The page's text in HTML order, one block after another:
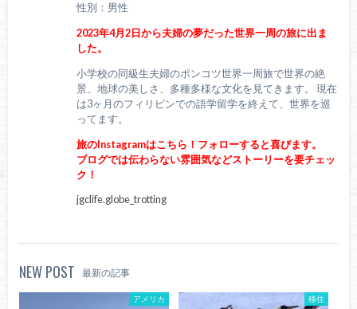
性別：男性
2023年4月2日から夫婦の夢だった世界一周の旅に出ま
した。
小学校の同級生夫婦のポンコツ世界一周旅で世界の絶
景、地球の美しさ、多種多様な文化を見てきます。 現在
は3ヶ月のフィリピンでの語学留学を終えて、世界を巡
ってます。
旅のInstagramはこちら！フォローすると喜びます。
ブログでは伝わらない雰囲気などストーリーを要チェッ
ク！
jgclife.globe_trotting
NEW POST 最新の記事
アメリカ 移住